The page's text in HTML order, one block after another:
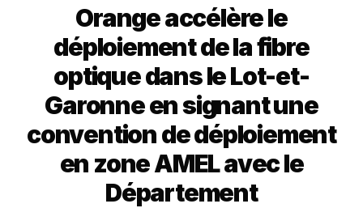
Orange accélère le
déploiement de la fibre
optique dans le Lot-et-
Garonne en signant une
convention de déploiement
en zone AMEL avec le
Département